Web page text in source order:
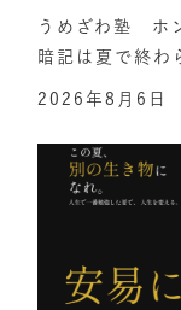
うめざわ塾 ホ
暗記は夏で終わ
2026年8月6日